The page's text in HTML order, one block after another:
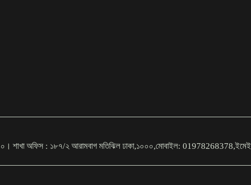
শাখা অফিস : ১৮৭/২ আরামবাগ মতিঝিল ঢাকা,১০০০,মোবাইল: